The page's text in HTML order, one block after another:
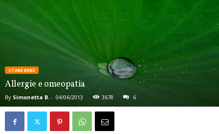
STARE BENE
Allergie e omeopatia
By Simonetta B. - 04/06/2013 3678 6